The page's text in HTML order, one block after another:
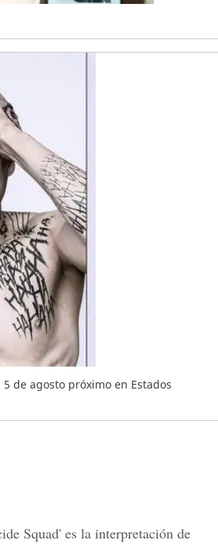
de agosto próximo en Estados
Squad' es la interpretación de